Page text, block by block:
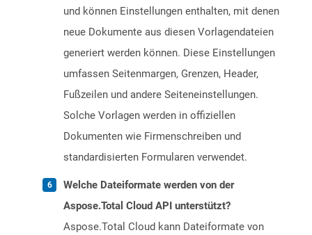
und können Einstellungen enthalten, mit denen
neue Dokumente aus diesen Vorlagendateien
generiert werden können. Diese Einstellungen
umfassen Seitenmargen, Grenzen, Header,
Fußzeilen und andere Seiteneinstellungen.
Solche Vorlagen werden in offiziellen
Dokumenten wie Firmenschreiben und
standardisierten Formularen verwendet.
Welche Dateiformate werden von der
Aspose.Total Cloud API unterstützt?
Aspose.Total Cloud kann Dateiformate von